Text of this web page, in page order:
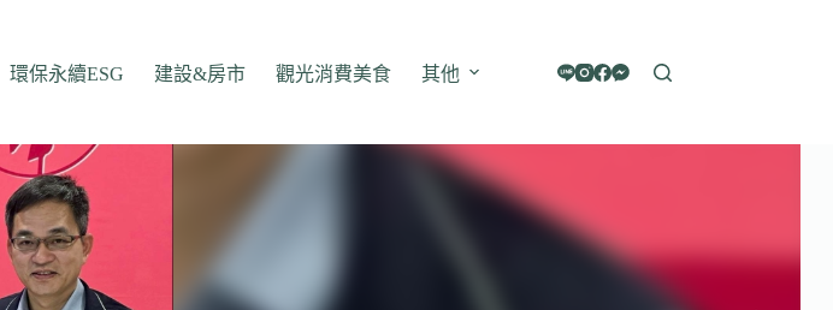
環保永續ESG 建設&房市 觀光消費美食 其他